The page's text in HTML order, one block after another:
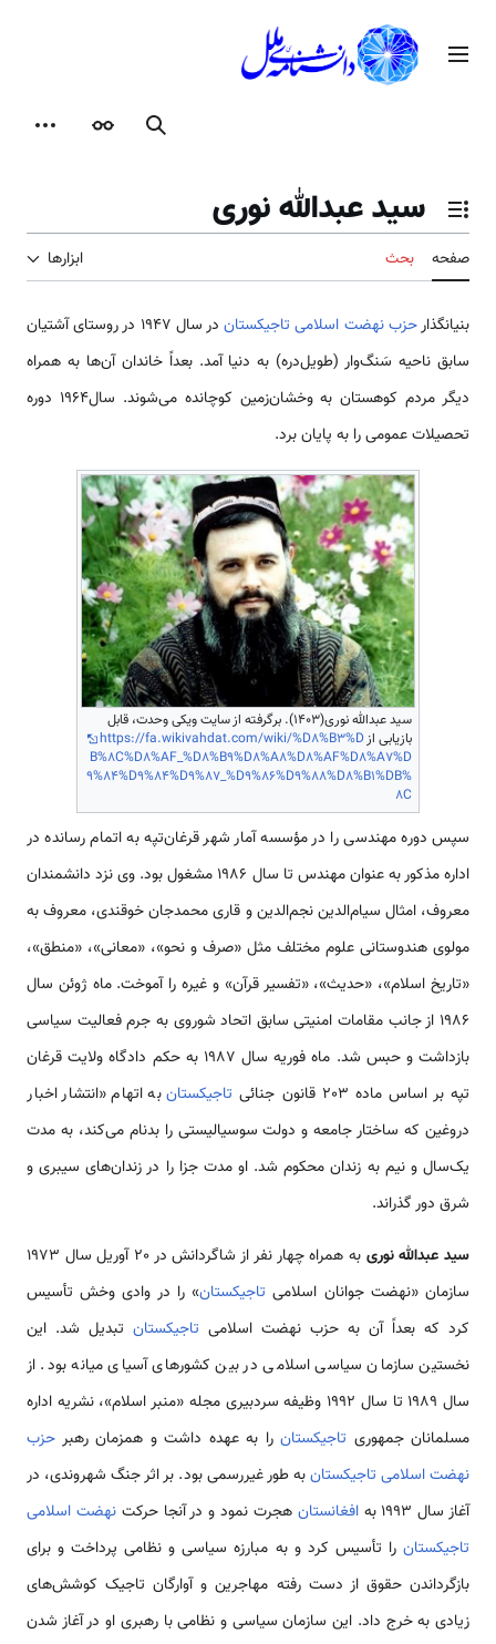
محتوامنوی اصلی
جستجوظاهر
تغییر وضعیت فهرست محتویات
سید عبدالله نوری
صفحه بحث ابزارها
بنیانگذارحزب نهضت اسلامی تاجیکستان
در سال 1947 در روستای آشتیان
سابق ناحیه سَنگ‌وار (طویل‌دره) به دنیا آمد. بعداً خاندان آن‌ها به همراه
دیگر مردم کوهستان به وخشان‌زمین کوچانده می‌شوند. سال1964 دوره
تحصیلات عمومی را به پایان برد.
سید عبدالله نوری(1403). برگرفته از سایت ویکی وحدت، قابل
بازیابی ازhttps://fa.wikivahdat.com/wiki/%D8%B3%D
B%8C%D8%AF_%D8%B9%D8%A8%D8%AF%D8%A7%D
9%84%D9%84%D9%87_%D9%86%D9%88%D8%B1%DB%
8C
سپس دوره مهندسی را در مؤسسه آمار شهر قرغان‌تپه به اتمام رسانده در
اداره مذکور به عنوان مهندس تا سال 1986 مشغول بود. وی نزد دانشمندان
معروف، امثال سیام‌الدین نجم‌الدین و قاری محمدجان خوقندی، معروف به
مولوی هندوستانی علوم مختلف مثل «صرف و نحو»، «معانی»، «منطق»،
«تاریخ اسلام»، «حدیث»، «تفسیر قرآن» و غیره را آموخت. ماه ژوئن سال
1986 از جانب مقامات امنیتی سابق اتحاد شوروی به جرم فعالیت سیاسی
بازداشت و حبس شد. ماه فوریه سال 1987 به حکم دادگاه ولایت قرغان
تپه بر اساس ماده 203 قانون جنائی
تاجیکستانبه اتهام «انتشار اخبار
دروغین که ساختار جامعه و دولت سوسیالیستی را بدنام می‌کند، به مدت
یک‌سال و نیم به زندان محکوم شد. او مدت جزا را در زندان‌های سیبری و
شرق دور گذراند.
سید عبدالله نوری
به همراه چهار نفر از شاگردانش در 20 آوریل سال 1973
سازمان «نهضت جوانان اسلامی تاجیکستان» را در وادی وخش تأسیس
کرد که بعداً آن به حزب نهضت اسلامی تاجیکستان تبدیل شد. این
نخستین سازمان سیاسی اسلامی در بین کشورهای آسیای میانه بود. از
سال 1989 تا سال 1992 وظیفه سردبیری مجله «منبر اسلام»، نشریه اداره
مسلمانان جمهوری تاجیکستان را به عهده داشت و همزمان رهبر حزب
نهضت اسلامی تاجیکستانبه طور غیررسمی بود. بر اثر جنگ شهروندی، در
آغاز سال 1993 به
افغانستان هجرت نمود و در آنجا حرکتنهضت اسلامی
تاجیکستان را تأسیس کرد و به مبارزه سیاسی و نظامی پرداخت و برای
بازگرداندن حقوق از دست رفته مهاجرین و آوارگان تاجیک کوشش‌های
زیادی به خرج داد. این سازمان سیاسی و نظامی با رهبری او در آغاز شدن